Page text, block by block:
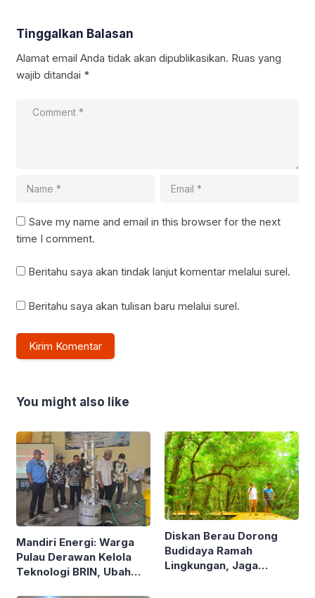
Tinggalkan Balasan
Alamat email Anda tidak akan dipublikasikan. Ruas yang
wajib ditandai *
Save my name and email in this browser for the next
time I comment.
Beritahu saya akan tindak lanjut komentar melalui surel.
Beritahu saya akan tulisan baru melalui surel.
You might also like
Mandiri Energi: Warga
Pulau Derawan Kelola
Teknologi BRIN, Ubah
Diskan Berau Dorong
Budidaya Ramah
Lingkungan, Jaga